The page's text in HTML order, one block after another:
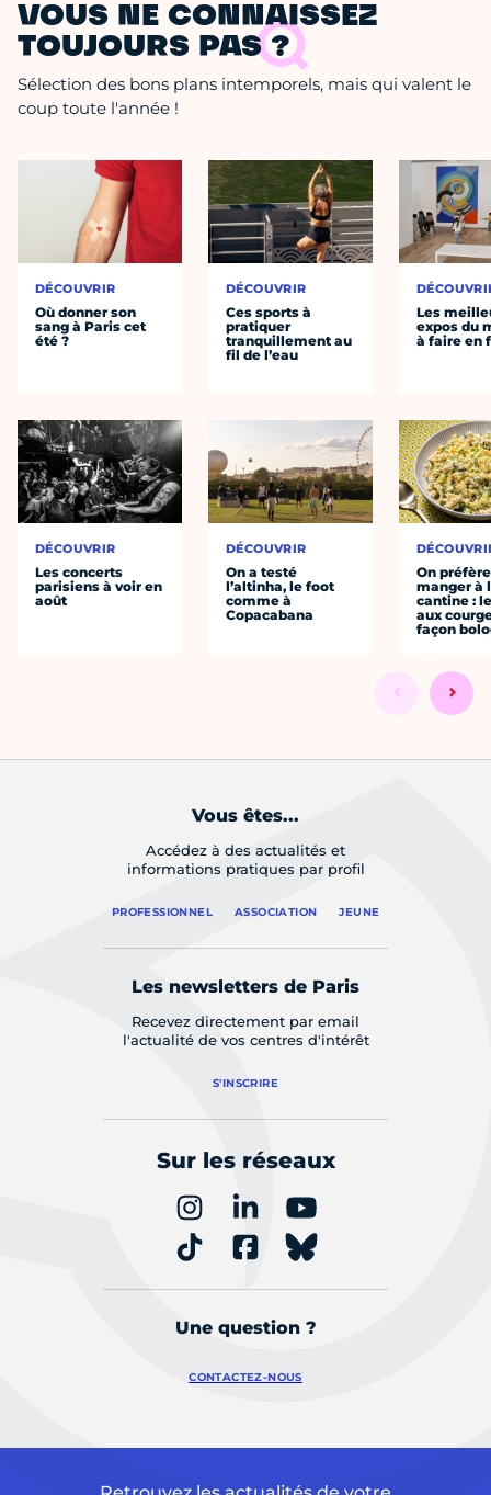
VOUS NE CONNAISSEZ
TOUJOURS PAS ?
Sélection des bons plans intemporels, mais qui valent le
coup toute l'année !
DÉCOUVRIR
Où donner son
sang à Paris cet
été ?
DÉCOUVRIR
Les concerts
parisiens à voir en
août
DÉCOUVRIR
Ces sports à
pratiquer
tranquillement au
fil de l’eau
DÉCOUVRIR
On a testé
l’altinha, le foot
comme à
Copacabana
Les
expos du
à faire en
On préfère
manger à
cantine :
aux
façon
Vous êtes...
Accédez à des actualités et
informations pratiques par profil
PROFESSIONNEL ASSOCIATION JEUNE
Les newsletters de Paris
Recevez directement par email
l'actualité de vos centres d'intérêt
S'INSCRIRE
Sur les réseaux
Une question ?
CONTACTEZ-NOUS